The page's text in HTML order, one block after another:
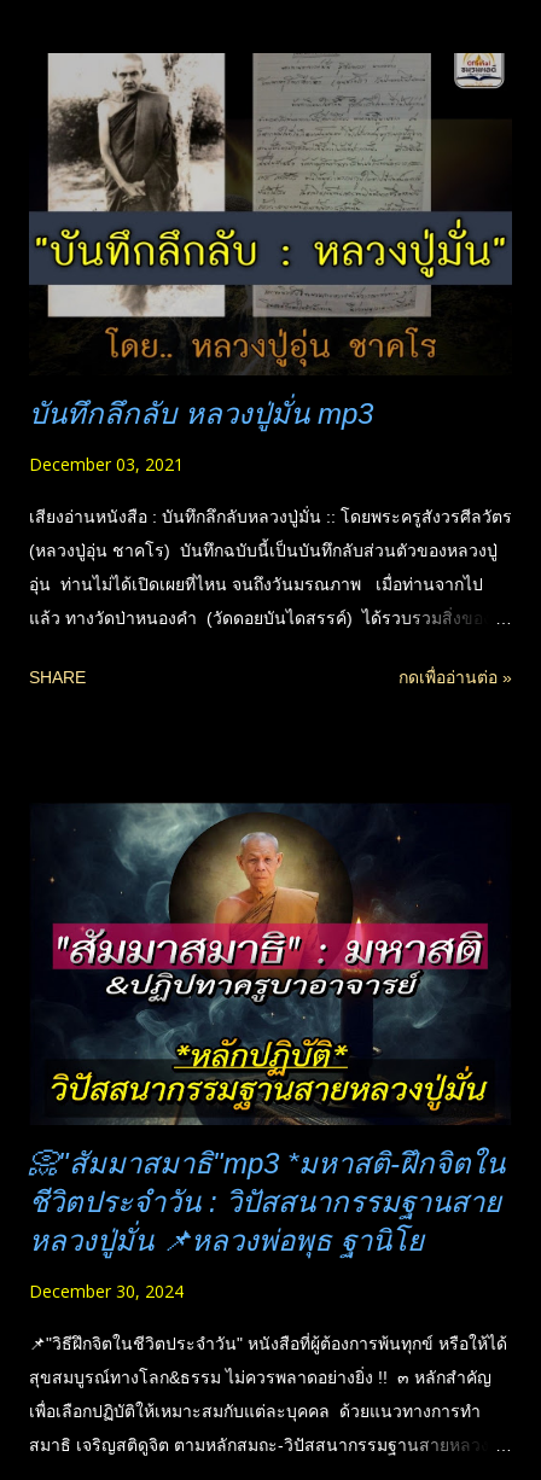
วิทยาศาสตร์ได้อย่างไร รวมถึงหลักปฏิจสมุปบาท กฏแห่ง
ไตรลักษณ์ เรื่องพลังงานนามธรรม หรือวิญญาณแฝงในวัตถุ ความ
เป็นอนัตตาของทุกสรรพสิ่ง ฯลฯ ที่หลักทางวิทยาศาสตร์อธิบายสิ่ง
เหล่านี้ได้ตรงกับหลักธรรมในพระพุทธศาสนา จึงเป็นสิ่งที่พิสูจน์ชัด
ถึงข้อมูลในพระไตรปิฎกว่าเป็นสัจธรรมแท้จริง แม้ในสิ่งที่หลายคน
มองว่าเป็นเรื่องเหลือเชื่อก็ตาม (ดาวน์โหลดกดชื่อไฟล์) 180.5M
พุทธ&วิทย์ Full 128k.zip...
บันทึกลึกลับ หลวงปู่มั่น mp3
December 03, 2021
เสียงอ่านหนังสือ : บันทึกลึกลับหลวงปู่มั่น :: โดยพระครูสังวรศีลวัตร
(หลวงปู่อุ่น ชาคโร) บันทึกฉบับนี้เป็นบันทึกลับส่วนตัวของหลวงปู่
อุ่น ท่านไม่ได้เปิดเผยที่ไหน จนถึงวันมรณภาพ เมื่อท่านจากไป
แล้ว ทางวัดป่าหนองคำ (วัดดอยบันไดสรรค์) ได้รวบรวมสิ่งของ
โดยบังเอิญ เห็นว่ามีประโยชน์ จึงจัดพิมพ์เผยแพร่ต่อ เพื่อ
เสียดาย จึงเก็บเอาไว้จนหลวงปู่อุ่น ท่านมรณภาพ เหล่าศิษย์เอามา
เผยแพร่กันเอง จึงไม่ได้เป็นการติดข้องในการรู้สึกผิดที่ไม่ได้ขอ
อนุญาตครูบาอาจารย์ก่อน เพราะปกติหลวงปู่มั่น ท่านจะเคร่งครัด
เรื่องการเผยแพร่เรื่องลึกลับพวกนี้ ที่ไม่ควรเปิดเผยต่อชาวบ้าน จะ
กลายเป็นการอวดอุตริ แต่การคุยกันในหมู่คณะสงฆ์ เป็นเรื่องที่
ทำได้ อยู่ที่เจตนา การแสดงฤทธิ์นั้น ม...
SHARE กดเพื่ออ่านต่อ »
📀"สัมมาสมาธิ"mp3 *มหาสติ-ฝึกจิตใน
ชีวิตประจำวัน : วิปัสสนากรรมฐานสาย
หลวงปู่มั่น 📌หลวงพ่อพุธ ฐานิโย
December 30, 2024
📌"วิธีฝึกจิตในชีวิตประจำวัน" หนังสือที่ผู้ต้องการพ้นทุกข์ หรือให้ได้
สุขสมบูรณ์ทางโลก&ธรรม ไม่ควรพลาดอย่างยิ่ง !! ๓ หลักสำคัญ
เพื่อเลือกปฏิบัติให้เหมาะสมกับแต่ละบุคคล ด้วยแนวทางการทำ
สมาธิ เจริญสติดูจิต ตามหลักสมถะ-วิปัสสนากรรมฐานสายหลวงปู่